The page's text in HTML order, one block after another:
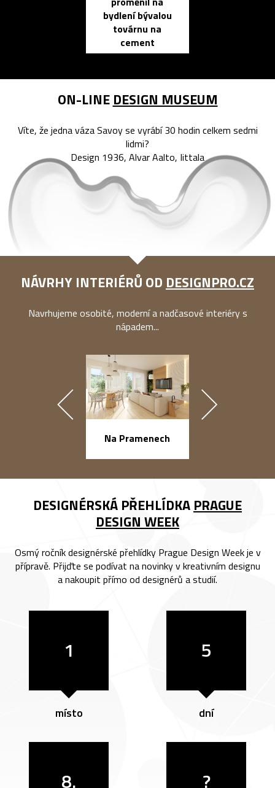
bydlení bývalou
továrnu na
cement
ON-LINE DESIGN MUSEUM
Víte, že jedna váza Savoy se vyrábí 30 hodin celkem sedmi
lidmi?
Design 1936, Alvar Aalto, Iittala
NÁVRHY INTERIÉRŮ OD DESIGNPRO.CZ
Navrhujeme osobité, moderní a nadčasové interiéry s
nápadem...
Na Pramenech
DESIGNÉRSKÁ PŘEHLÍDKA PRAGUE
DESIGN WEEK
Osmý ročník designérské přehlídky Prague Design Week je v
přípravě. Přijďte se podívat na novinky v kreativním designu
a nakoupit přímo od designérů a studií.
1
místo
5
dní
8. ?